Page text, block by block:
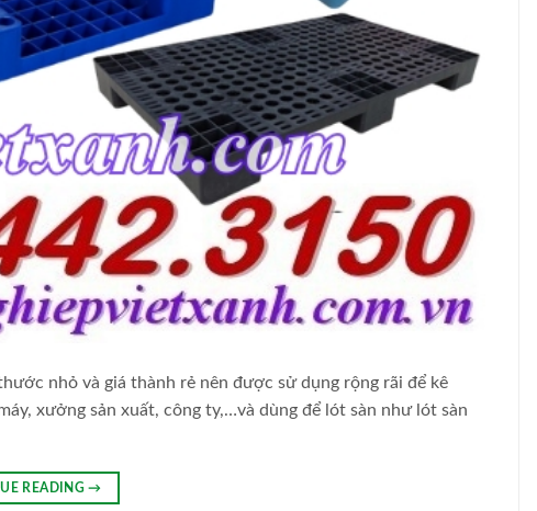
nhỏ và giá thành rẻ nên được sử dụng rộng rãi để kê
xưởng sản xuất, công ty,…và dùng để lót sàn như lót sàn
READING→